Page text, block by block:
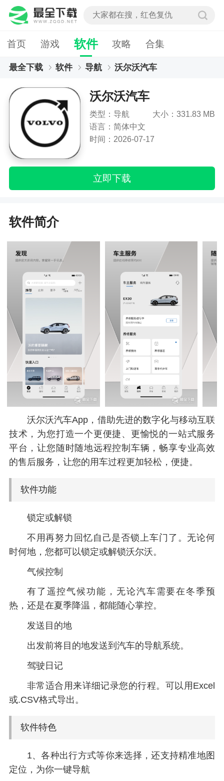
首页 游戏 软件 攻略 合集
最全下载 软件 导航 沃尔沃汽车
沃尔沃汽车
类型：导航
大小：331.83 MB
语言：简体中文
时间：2026-07-17
立即下载
软件简介
沃尔沃汽车App，借助先进的数字化与移动互联
技术，为您打造一个更便捷、更愉悦的一站式服务
平台，让您随时随地远程控制车辆，畅享专业高效
的售后服务，让您的用车过程更加轻松，便捷。
软件功能
锁定或解锁
不用再努力回忆自己是否锁上车门了。无论何
时何地，您都可以锁定或解锁沃尔沃。
气候控制
有了遥控气候功能，无论汽车需要在冬季预
热，还是在夏季降温，都能随心掌控。
发送目的地
出发前将目的地发送到汽车的导航系统。
驾驶日记
非常适合用来详细记录您的行程。可以用Excel
或.CSV格式导出。
软件特色
1、各种出行方式等你来选择，还支持精准地图
定位，为你一键导航